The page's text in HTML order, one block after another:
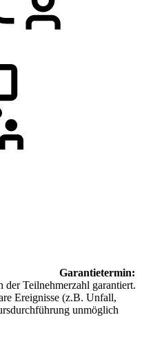
Garantietermin:
Teilnehmerzahl garantiert.
Ereignisse (z.B. Unfall,
unmöglich